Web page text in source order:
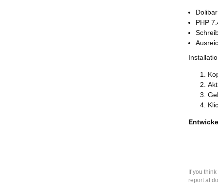
PHP
If you
report at